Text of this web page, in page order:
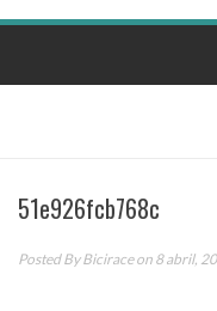
51e926fcb768c
Posted ByBiciraceon 8 abril,